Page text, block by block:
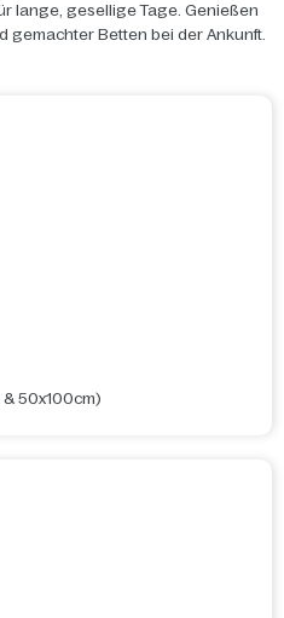
lange, gesellige Tage. Genießen
gemachter Betten bei der Ankunft.
50x100cm)